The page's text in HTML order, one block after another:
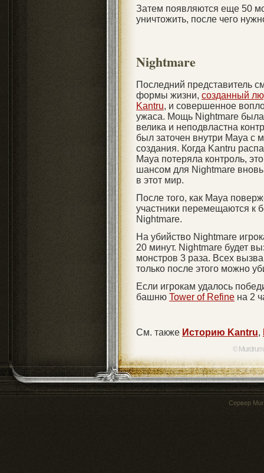
Затем появляются еще 50
уничтожить, после чего
Nightmare
Последний представитель
формы жизни, созданный
Kantru, и совершенное
ужаса. Мощь Nightmare
велика и неподвластна
был заточен внутри Maya с
создания. Когда Kantru
Maya потеряла контроль,
шансом для Nightmare вновь
в этот мир.
После того, как Maya
участники перемещаются к
Nightmare.
На убийство Nightmare
20 минут. Nightmare будет
монстров 3 раза. Всех
только после этого можно
Если игрокам удалось
башню Tower of Refine на 2
Cм. также Историю Kantru,
©
Сервер